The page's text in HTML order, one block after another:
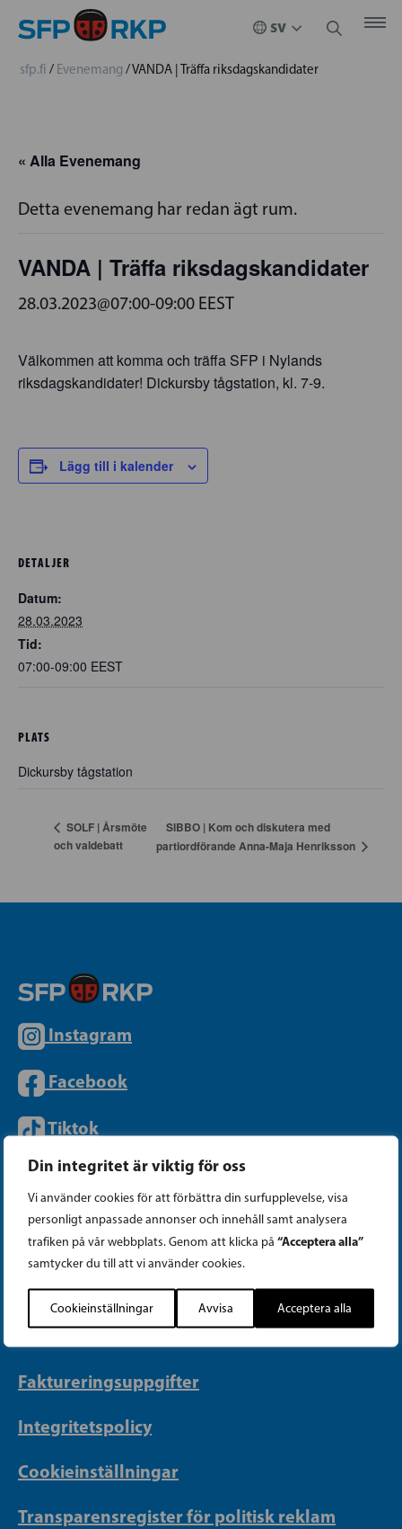
Din integritet är viktig för oss
Vi använder cookies för att förbättra din surfupplevelse, visa
personligt anpassade annonser och innehåll samt analysera
trafiken på vår webbplats. Genom att klicka på “Acceptera alla”
samtycker du till att vi använder cookies.
Cookieinställningar Avvisa Acceptera alla
sfp.fi / Evenemang /VANDA | Träffa riksdagskandidater
« Alla Evenemang
Detta evenemang har redan ägt rum.
VANDA | Träffa riksdagskandidater
28.03.2023@07:00-09:00 EEST
Välkommen att komma och träffa SFP i Nylands
riksdagskandidater! Dickursby tågstation, kl. 7-9.
Lägg till i kalender
DETALJER
Datum:
28.03.2023
Tid:
07:00-09:00 EEST
PLATS
Dickursby tågstation
SOLF | Årsmöte
och valdebatt
SIBBO | Kom och diskutera med
partiordförande Anna-Maja Henriksson
Instagram
Facebook
Tiktok
PARTIKANSLIET
Telefon (09) 693 070
PB 430, 00101 Helsingfors
Georgsgatan 27, 00100 Helsingfors
Faktureringsuppgifter
Integritetspolicy
Cookieinställningar
Transparensregister för politisk reklam